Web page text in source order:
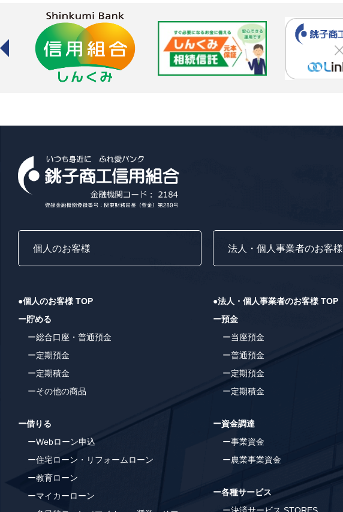
個人のお客様
●個人のお客様 TOP
ー貯める
ー総合口座・普通預金
ー定期預金
ー定期積金
ーその他の商品
ー借りる
ーWebローン申込
ー住宅ローン・リフォームローン
ー教育ローン
ーマイカーローン
法人・個人事業者のお客様
●法人・個人事業者のお客様 TOP
ー預金
ー当座預金
ー普通預金
ー定期預金
ー定期積金
ー資金調達
ー事業資金
ー農業事業資金
ー各種サービス
ー決済サービス STORES